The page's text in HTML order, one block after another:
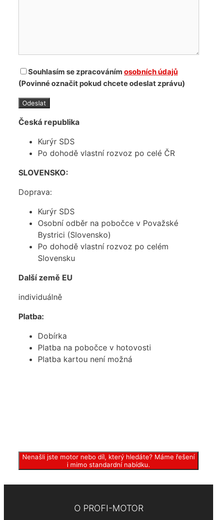
Souhlasím se zpracováním osobních údajů
(Povinné označit pokud chcete odeslat zprávu)
Česká republika
Kurýr SDS
Po dohodě vlastní rozvoz po celé ČR
SLOVENSKO:
Doprava:
Kurýr SDS
Osobní odběr na pobočce v Považské
Bystrici (Slovensko)
Po dohodě vlastní rozvoz po celém
Slovensku
Další země EU
individuálně
Platba:
Dobírka
Platba na pobočce v hotovosti
Platba kartou není možná
Nenašli jste motor nebo díl, který hledáte? Máme řešení
i mimo standardní nabídku.
O PROFI-MOTOR